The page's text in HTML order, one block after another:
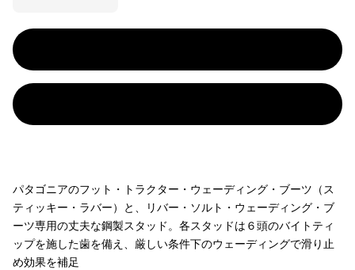
パタゴニアのフット・トラクター・ウェーディング・ブーツ（ス
ティッキー・ラバー）と、リバー・ソルト・ウェーディング・ブ
ーツ専用の丈夫な鋼製スタッド。各スタッドは６頭のバイトティ
ップを施した歯を備え、厳しい条件下のウェーディングで滑り止
め効果を補足